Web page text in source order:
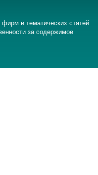
и тематических статей
за содержимое